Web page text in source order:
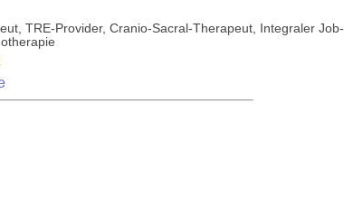
TRE-Provider, Cranio-Sacral-Therapeut, Integraler Job-